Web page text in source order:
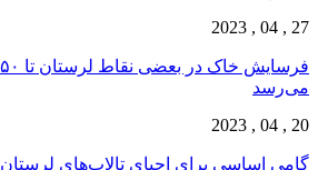
27 , 04 , 2023
می‌رسد
20 , 04 , 2023
گامی اساسی برای احیای تالاب‌های لرستان